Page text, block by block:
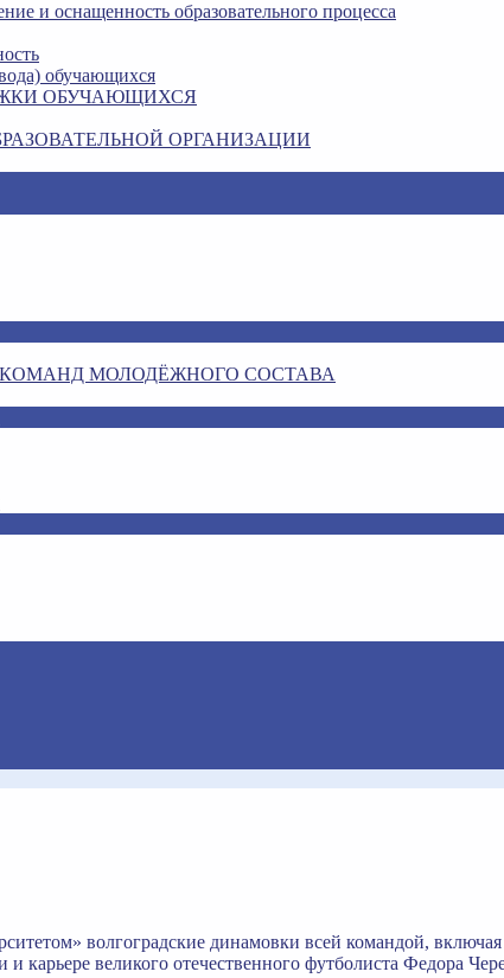
и оснащенность образовательного процесса
обучающихся
ОБУЧАЮЩИХСЯ
ОРГАНИЗАЦИИ
МОЛОДЁЖНОГО СОСТАВА
волгоградские динамовки всей командой,
карьере великого отечественного футболиста Федора